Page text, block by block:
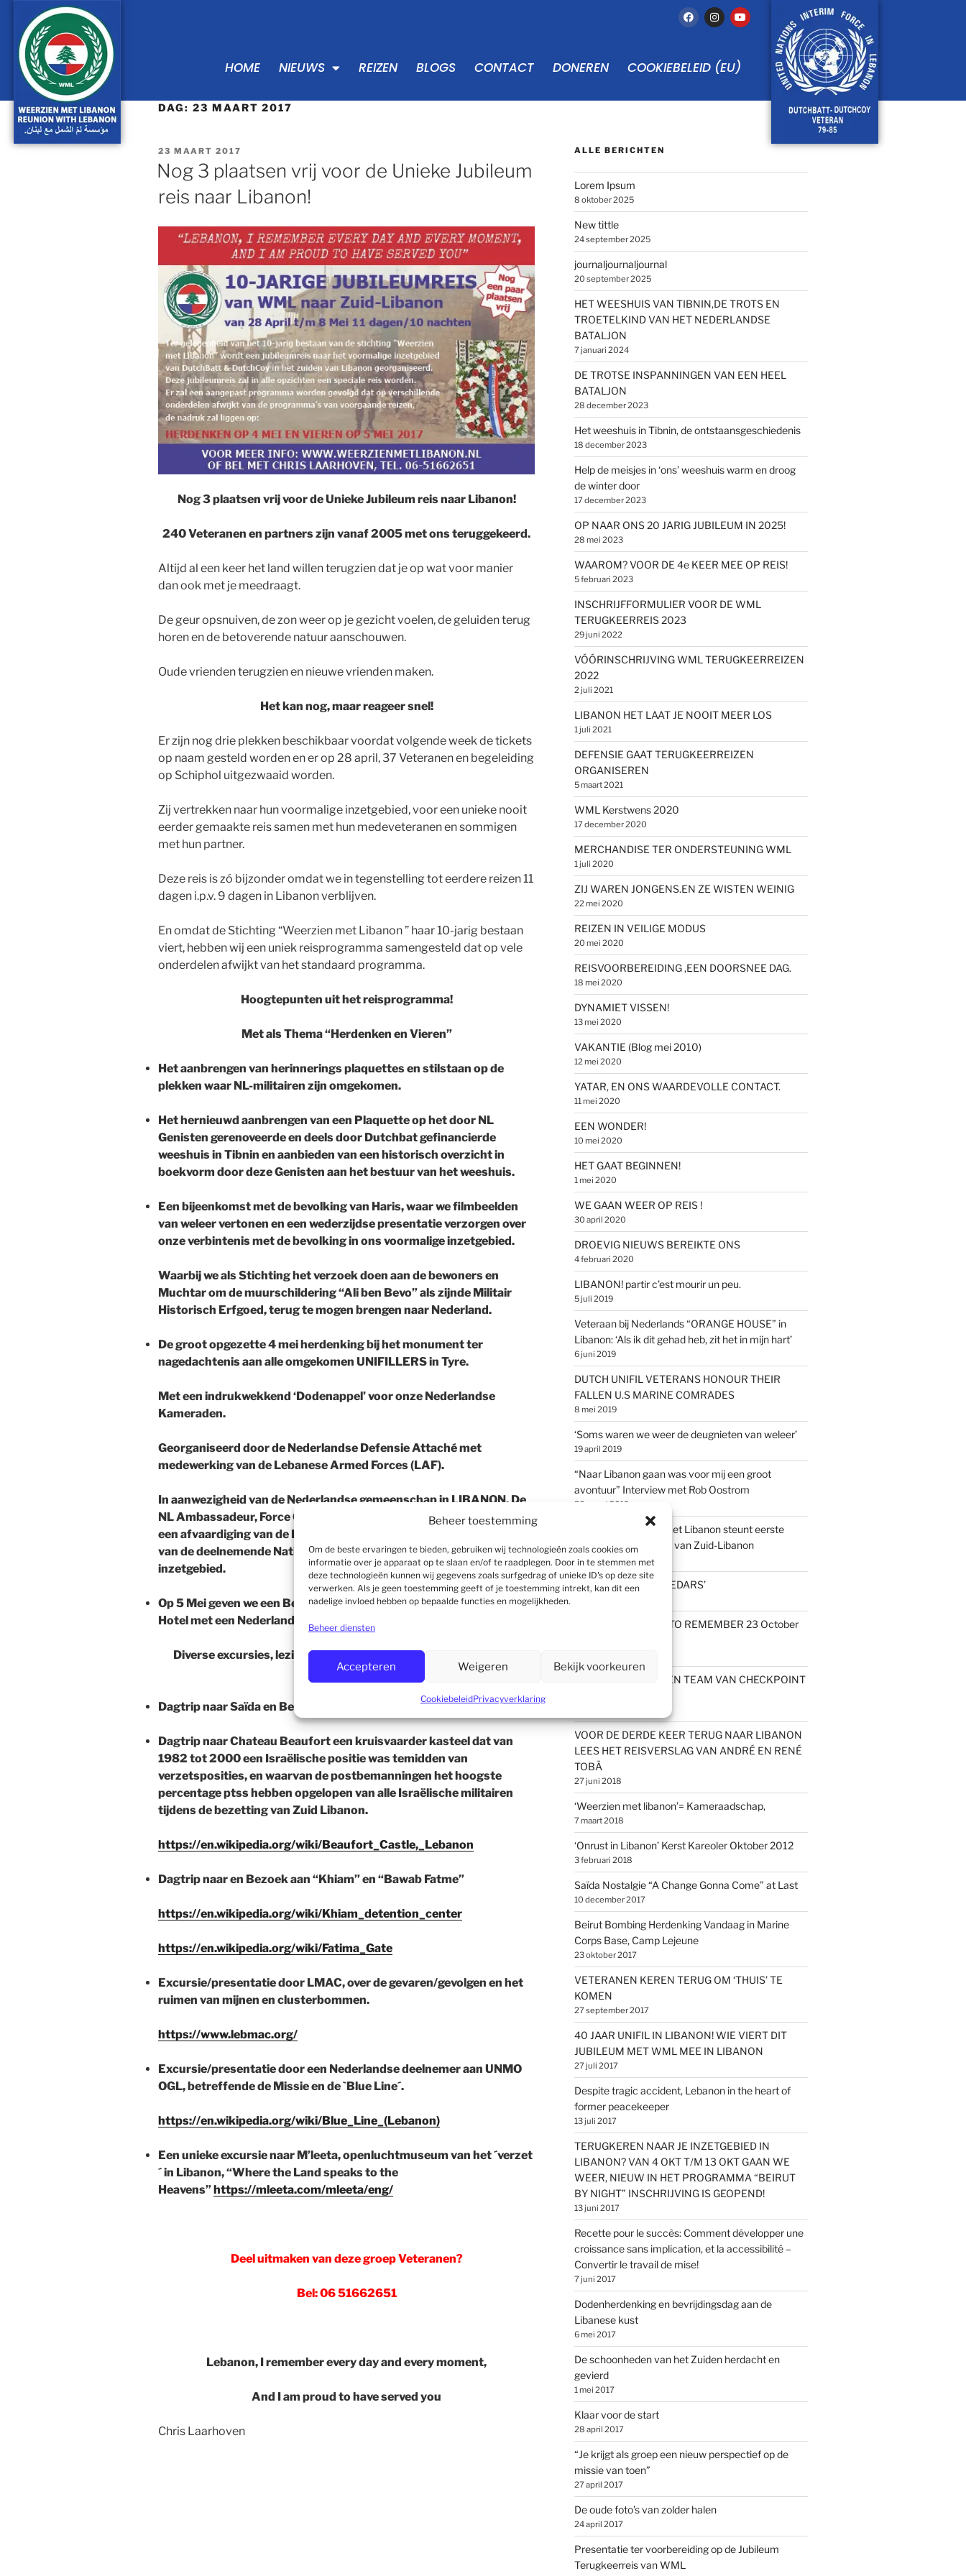
Beheer toestemming
Om de beste ervaringen te bieden, gebruiken wij technologieën zoals cookies om
informatie over je apparaat op te slaan en/of te raadplegen. Door in te stemmen met
deze technologieën kunnen wij gegevens zoals surfgedrag of unieke ID's op deze site
verwerken. Als je geen toestemming geeft of je toestemming intrekt, kan dit een
nadelige invloed hebben op bepaalde functies en mogelijkheden.
Beheer diensten
Accepteren Weigeren Bekijk voorkeuren
CookiebeleidPrivacyverklaring
HOME NIEUWS REIZEN BLOGS CONTACT DONEREN COOKIEBELEID (EU)
DAG: 23 MAART 2017
23 MAART 2017
Nog 3 plaatsen vrij voor de Unieke Jubileum
reis naar Libanon!
Nog 3 plaatsen vrij voor de Unieke Jubileum reis naar Libanon!
240 Veteranen en partners zijn vanaf 2005 met ons teruggekeerd.
Altijd al een keer het land willen terugzien dat je op wat voor manier
dan ook met je meedraagt.
De geur opsnuiven, de zon weer op je gezicht voelen, de geluiden terug
horen en de betoverende natuur aanschouwen.
Oude vrienden terugzien en nieuwe vrienden maken.
Het kan nog, maar reageer snel!
Er zijn nog drie plekken beschikbaar voordat volgende week de tickets
op naam gesteld worden en er op 28 april, 37 Veteranen en begeleiding
op Schiphol uitgezwaaid worden.
Zij vertrekken naar hun voormalige inzetgebied, voor een unieke nooit
eerder gemaakte reis samen met hun medeveteranen en sommigen
met hun partner.
Deze reis is zó bijzonder omdat we in tegenstelling tot eerdere reizen 11
dagen i.p.v. 9 dagen in Libanon verblijven.
En omdat de Stichting “Weerzien met Libanon ” haar 10-jarig bestaan
viert, hebben wij een uniek reisprogramma samengesteld dat op vele
onderdelen afwijkt van het standaard programma.
Hoogtepunten uit het reisprogramma!
Met als Thema “Herdenken en Vieren”
Het aanbrengen van herinnerings plaquettes en stilstaan op de
plekken waar NL-militairen zijn omgekomen.
Het hernieuwd aanbrengen van een Plaquette op het door NL
Genisten gerenoveerde en deels door Dutchbat gefinancierde
weeshuis in Tibnin en aanbieden van een historisch overzicht in
boekvorm door deze Genisten aan het bestuur van het weeshuis.
Een bijeenkomst met de bevolking van Haris, waar we filmbeelden
van weleer vertonen en een wederzijdse presentatie verzorgen over
onze verbintenis met de bevolking in ons voormalige inzetgebied.
Waarbij we als Stichting het verzoek doen aan de bewoners en
Muchtar om de muurschildering “Ali ben Bevo” als zijnde Militair
Historisch Erfgoed, terug te mogen brengen naar Nederland.
De groot opgezette 4 mei herdenking bij het monument ter
nagedachtenis aan alle omgekomen UNIFILLERS in Tyre.
Met een indrukwekkend ‘Dodenappel’ voor onze Nederlandse
Kameraden.
Georganiseerd door de Nederlandse Defensie Attaché met
medewerking van de Lebanese Armed Forces (LAF).
In aanwezigheid van de Nederlandse gemeenschap in LIBANON, De
NL Ambassadeur, Force Commander UNIFIL Lt. Gen. M. Beary en
een afvaardiging van de Libanese legertop. Alsmede afvaardigingen
van de deelnemende Naties aan UNIFIL en genodigden uit ons
inzetgebied.
Op 5 Mei geven we een Bevrijdingsdag Party bij het zwembad van het
Hotel met een Nederlands/Libanees tintje.
Diverse excursies, lezingen/presentaties zijn opgenomen in het
programma:
Dagtrip naar Saïda en Beirut.
Dagtrip naar Chateau Beaufort een kruisvaarder kasteel dat van
1982 tot 2000 een Israëlische positie was temidden van
verzetsposities, en waarvan de postbemanningen het hoogste
percentage ptss hebben opgelopen van alle Israëlische militairen
tijdens de bezetting van Zuid Libanon.
https://en.wikipedia.org/wiki/Beaufort_Castle,_Lebanon
Dagtrip naar en Bezoek aan “Khiam” en “Bawab Fatme”
https://en.wikipedia.org/wiki/Khiam_detention_center
https://en.wikipedia.org/wiki/Fatima_Gate
Excursie/presentatie door LMAC, over de gevaren/gevolgen en het
ruimen van mijnen en clusterbommen.
https://www.lebmac.org/
Excursie/presentatie door een Nederlandse deelnemer aan UNMO
OGL, betreffende de Missie en de `Blue Line´.
https://en.wikipedia.org/wiki/Blue_Line_(Lebanon)
Een unieke excursie naar M’leeta, openluchtmuseum van het ´verzet
´ in Libanon, “Where the Land speaks to the
Heavens”https://mleeta.com/mleeta/eng/
Deel uitmaken van deze groep Veteranen?
Bel: 06 51662651
Lebanon, I remember every day and every moment,
And I am proud to have served you
Chris Laarhoven
ALLE BERICHTEN
Lorem Ipsum
8 oktober 2025
New tittle
24 september 2025
journaljournaljournal
20 september 2025
HET WEESHUIS VAN TIBNIN,DE TROTS EN
TROETELKIND VAN HET NEDERLANDSE
BATALJON
7 januari 2024
DE TROTSE INSPANNINGEN VAN EEN HEEL
BATALJON
28 december 2023
Het weeshuis in Tibnin, de ontstaansgeschiedenis
18 december 2023
Help de meisjes in ‘ons’ weeshuis warm en droog
de winter door
17 december 2023
OP NAAR ONS 20 JARIG JUBILEUM IN 2025!
28 mei 2023
WAAROM? VOOR DE 4e KEER MEE OP REIS!
5 februari 2023
INSCHRIJFFORMULIER VOOR DE WML
TERUGKEERREIS 2023
29 juni 2022
VÓÓRINSCHRIJVING WML TERUGKEERREIZEN
2022
2 juli 2021
LIBANON HET LAAT JE NOOIT MEER LOS
1 juli 2021
DEFENSIE GAAT TERUGKEERREIZEN
ORGANISEREN
5 maart 2021
WML Kerstwens 2020
17 december 2020
MERCHANDISE TER ONDERSTEUNING WML
1 juli 2020
ZIJ WAREN JONGENS.EN ZE WISTEN WEINIG
22 mei 2020
REIZEN IN VEILIGE MODUS
20 mei 2020
REISVOORBEREIDING ,EEN DOORSNEE DAG.
18 mei 2020
DYNAMIET VISSEN!
13 mei 2020
VAKANTIE (Blog mei 2010)
12 mei 2020
YATAR, EN ONS WAARDEVOLLE CONTACT.
11 mei 2020
EEN WONDER!
10 mei 2020
HET GAAT BEGINNEN!
1 mei 2020
WE GAAN WEER OP REIS !
30 april 2020
DROEVIG NIEUWS BEREIKTE ONS
4 februari 2020
LIBANON! partir c’est mourir un peu.
5 juli 2019
Veteraan bij Nederlands “ORANGE HOUSE” in
Libanon: ‘Als ik dit gehad heb, zit het in mijn hart’
6 juni 2019
DUTCH UNIFIL VETERANS HONOUR THEIR
FALLEN U.S MARINE COMRADES
8 mei 2019
‘Soms waren we weer de deugnieten van weleer’
19 april 2019
“Naar Libanon gaan was voor mij een groot
avontuur” Interview met Rob Oostrom
30 maart 2019
Stichting Weerzien met Libanon steunt eerste
vrouwenvoetbalelftal van Zuid-Libanon
24 maart 2019
WML SUPPORTS ‘CEDARS’
THE FIRST DUTY IS TO REMEMBER 23 October
FRED LARDENOYE EN TEAM VAN CHECKPOINT
VOOR DE DERDE KEER TERUG NAAR LIBANON
LEES HET REISVERSLAG VAN ANDRÉ EN RENÉ
TOBÄ
27 juni 2018
‘Weerzien met libanon’= Kameraadschap,
7 maart 2018
‘Onrust in Libanon’ Kerst Kareoler Oktober 2012
3 februari 2018
Saïda Nostalgie “A Change Gonna Come” at Last
10 december 2017
Beirut Bombing Herdenking Vandaag in Marine
Corps Base, Camp Lejeune
23 oktober 2017
VETERANEN KEREN TERUG OM ‘THUIS’ TE
KOMEN
27 september 2017
40 JAAR UNIFIL IN LIBANON! WIE VIERT DIT
JUBILEUM MET WML MEE IN LIBANON
27 juli 2017
Despite tragic accident, Lebanon in the heart of
former peacekeeper
13 juli 2017
TERUGKEREN NAAR JE INZETGEBIED IN
LIBANON? VAN 4 OKT T/M 13 OKT GAAN WE
WEER, NIEUW IN HET PROGRAMMA “BEIRUT
BY NIGHT” INSCHRIJVING IS GEOPEND!
13 juni 2017
Recette pour le succès: Comment développer une
croissance sans implication, et la accessibilité –
Convertir le travail de mise!
7 juni 2017
Dodenherdenking en bevrijdingsdag aan de
Libanese kust
6 mei 2017
De schoonheden van het Zuiden herdacht en
gevierd
1 mei 2017
Klaar voor de start
28 april 2017
“Je krijgt als groep een nieuw perspectief op de
missie van toen”
27 april 2017
De oude foto’s van zolder halen
24 april 2017
Presentatie ter voorbereiding op de Jubileum
Terugkeerreis van WML